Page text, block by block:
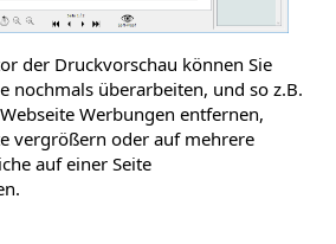
der Druckvorschau können Sie
nochmals überarbeiten, und so z.B.
Werbungen entfernen,
vergrößern oder auf mehrere
auf einer Seite